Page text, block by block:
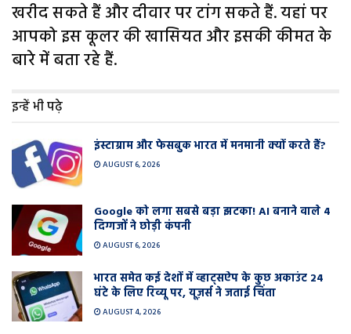
खरीद सकते हैं और दीवार पर टांग सकते हैं. यहां पर
आपको इस कूलर की खासियत और इसकी कीमत के
बारे में बता रहे हैं.
इन्हें भी पढ़े
इंस्टाग्राम और फेसबुक भारत में मनमानी क्यों करते हैं?
AUGUST 6, 2026
Google को लगा सबसे बड़ा झटका! AI बनाने वाले 4
दिग्गजों ने छोड़ी कंपनी
AUGUST 6, 2026
भारत समेत कई देशों में व्हाट्सऐप के कुछ अकाउंट 24
घंटे के लिए रिव्यू पर, यूज़र्स ने जताई चिंता
AUGUST 4, 2026